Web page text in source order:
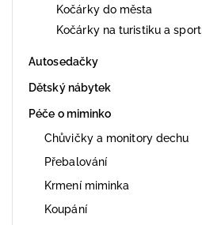
Kočárky do města
Kočárky na turistiku a sport
Autosedačky
Dětský nábytek
Péče o miminko
Chůvičky a monitory dechu
Přebalování
Krmení miminka
Koupání